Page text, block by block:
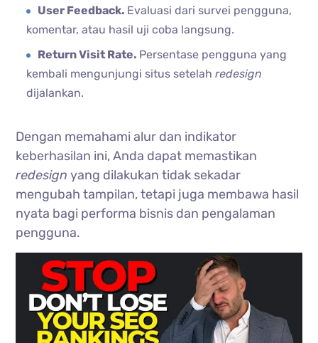
User Feedback. Evaluasi dari survei pengguna,
komentar, atau hasil uji coba langsung.
Return Visit Rate. Persentase pengguna yang
kembali mengunjungi situs setelahredesign
dijalankan.
Dengan memahami alur dan indikator
keberhasilan ini, Anda dapat memastikan
redesign yang dilakukan tidak sekadar
mengubah tampilan, tetapi juga membawa hasil
nyata bagi performa bisnis dan pengalaman
pengguna.